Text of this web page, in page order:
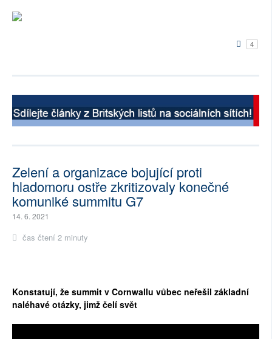
4
Zelení a organizace bojující proti
hladomoru ostře zkritizovaly konečné
komuniké summitu G7
14. 6. 2021
čas čtení 2 minuty
Konstatují, že summit v Cornwallu vůbec neřešil základní
naléhavé otázky, jimž čelí svět